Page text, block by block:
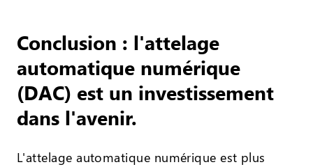
Conclusion : l'attelage
automatique numérique
(DAC) est un investissement
dans l'avenir.
L'attelage automatique numérique est plus